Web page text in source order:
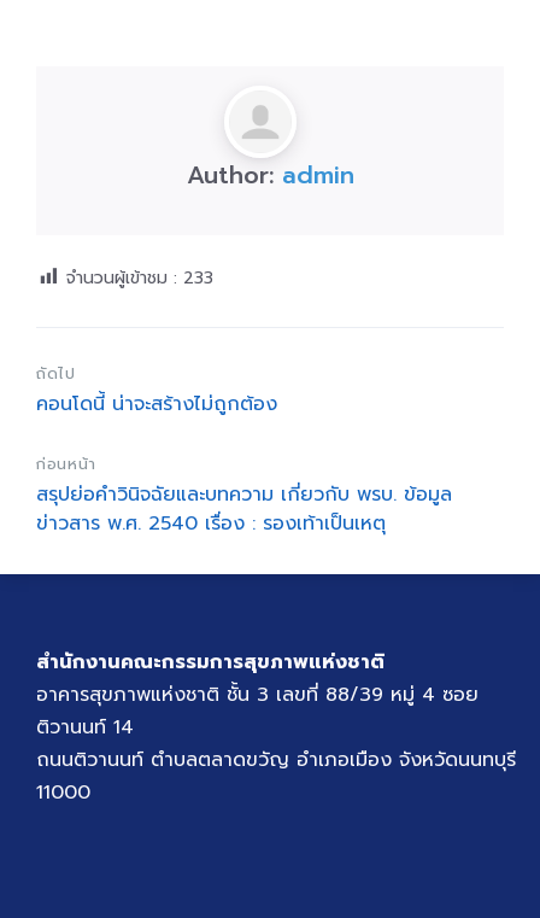
Author: admin
จำนวนผู้เข้าชม : 233
ถัดไป
คอนโดนี้ น่าจะสร้างไม่ถูกต้อง
ก่อนหน้า
สรุปย่อคำวินิจฉัยและบทความ เกี่ยวกับ พรบ. ข้อมูล
ข่าวสาร พ.ศ. 2540 เรื่อง : รองเท้าเป็นเหตุ
สำนักงานคณะกรรมการสุขภาพแห่งชาติ
อาคารสุขภาพแห่งชาติ ชั้น 3 เลขที่ 88/39 หมู่ 4 ซอย
ติวานนท์ 14
ถนนติวานนท์ ตำบลตลาดขวัญ อำเภอเมือง จังหวัดนนทบุรี
11000